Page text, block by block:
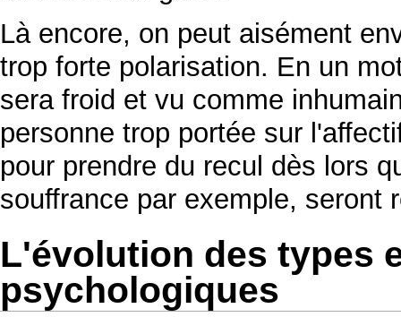
Là encore, on peut aisément
trop forte polarisation. En un
sera froid et vu comme
personne trop portée sur
pour prendre du recul dès lors
souffrance par exemple, seront
L'évolution des types
psychologiques